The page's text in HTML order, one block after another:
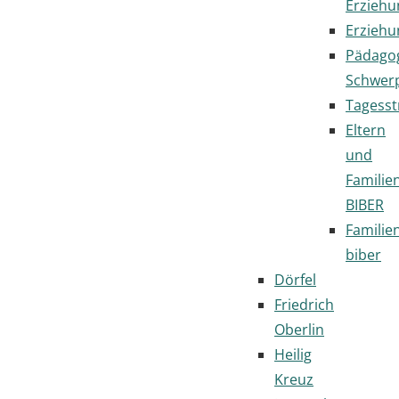
Eltern
und
BIBER
biber
Dörfel
Friedrich
Oberlin
Heilig
Kreuz